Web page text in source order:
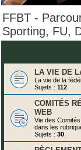
FFBT -
Sporting, FU,
LA VIE DE
La vie de la
Sujets : 112
COMITÉS
WEB
Vie des
dans les
Sujets : 30